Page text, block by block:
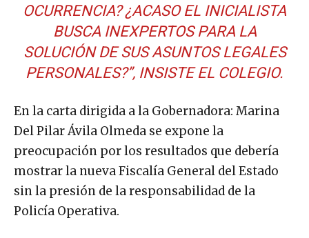
OCURRENCIA? ¿ACASO EL INICIALISTA
BUSCA INEXPERTOS PARA LA
SOLUCIÓN DE SUS ASUNTOS LEGALES
PERSONALES?”, INSISTE EL COLEGIO.
En la carta dirigida a la Gobernadora: Marina
Del Pilar Ávila Olmeda se expone la
preocupación por los resultados que debería
mostrar la nueva Fiscalía General del Estado
sin la presión de la responsabilidad de la
Policía Operativa.